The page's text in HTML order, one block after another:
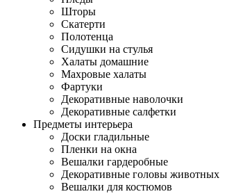
Шторы
Скатерти
Полотенца
Сидушки на стулья
Халаты домашние
Махровые халаты
Фартуки
Декоративные наволочки
Декоративные салфетки
Предметы интерьера
Доски гладильные
Пленки на окна
Вешалки гардеробные
Декоративные головы животных
Вешалки для костюмов